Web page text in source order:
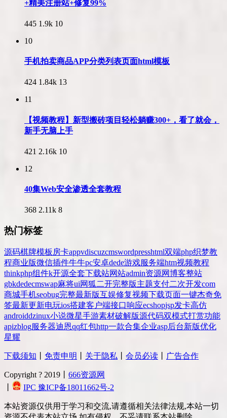
+精美注册站+修复99%
445 1.9k 10
10
手机拍卖商品APP分类列表页面html模板
424 1.84k 13
11
【视频教程】新型搬砖项目轻松躺赚300+，看了就会，
新手无脑上手
421 2.16k 10
12
40集Web安全渗透全套教程
368 2.11k 8
热门标签
源码棋牌模板 房卡appvdiscuzcmswordpresshtml双端php织梦教
程商业版微信插件牛牛pc安卓dede游戏服务端htm视频教程
thinkphp组件k开源全套下载站网站admin资源网博客整站
gbkdedecmswap麻将ui网狐 二开完整版主题支付二次开发com
商城手机seobug完整最新版互娱修复视频下载页面一键杰奇免
签最新更新电玩ios搭建客户端接口响应ecshopjsp发卡高仿
androiddzinux小说微星手游素材破解版源代码双模式打赏功能
apizblog服务器迪恩qq红包http一款合集企业asp后台新版优化
星耀
下载须知 免责申明 关于隐私 会员必读 广告合作
Copyright ? 2019丨 666资源网
IPC 豫ICP备18011662号-2
本站资源仅供用于学习和交流,请遵循相关法律法规,本站一切